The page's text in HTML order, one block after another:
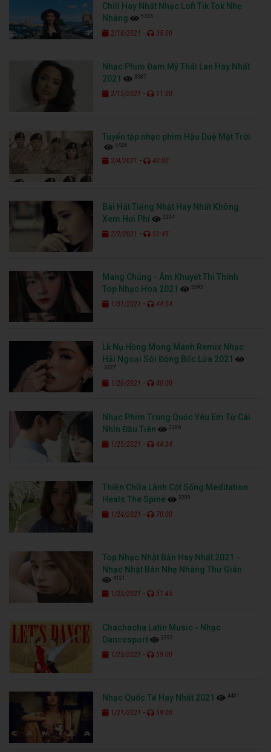
Chill Hay Nhất Nhạc Lofi Tik Tok Nhẹ
Nhàng
5426
2/18/2021 - 35:00
Nhạc Phim Đam Mỹ Thái Lan Hay Nhất
2021
3587
2/15/2021 - 11:00
Tuyển tập nhạc phim Hậu Duệ Mặt Trời
3428
2/4/2021 - 40:00
Bài Hát Tiếng Nhật Hay Nhất Không
Xem Hơi Phí
3294
2/2/2021 - 51:45
Mang Chủng - Âm Khuyết Thi Thính
Top Nhạc Hoa 2021
3593
1/31/2021 - 44:34
Lk Nụ Hồng Mong Manh Remix Nhạc
Hải Ngoại Sôi Động Bốc Lửa 2021
3227
1/26/2021 - 40:00
Nhạc Phim Trung Quốc Yêu Em Từ Cái
Nhìn Đầu Tiên
3386
1/25/2021 - 44:34
Thiền Chữa Lành Cột Sống Meditation
Heals The Spine
3259
1/24/2021 - 70:00
Top Nhạc Nhật Bản Hay Nhất 2021 -
Nhạc Nhật Bản Nhẹ Nhàng Thư Giãn
4121
1/23/2021 - 51:45
Chachacha Latin Music - Nhạc
Dancesport
3797
1/23/2021 - 59:00
Nhạc Quốc Tế Hay Nhất 2021 4401
1/21/2021 - 59:00